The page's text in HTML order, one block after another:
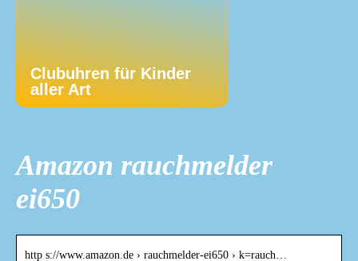
Clubuhren für Kinder
aller Art
Amazon rauchmelder
ei650
http s://www.amazon.de › rauchmelder-ei650 › k=rauch…